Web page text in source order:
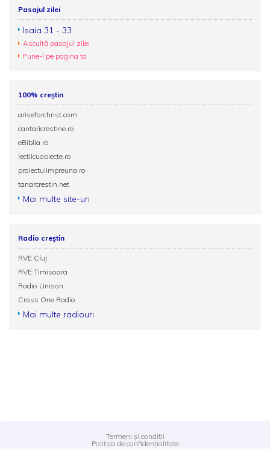
Pasajul zilei
Isaia 31 - 33
Ascultă pasajul zilei
Pune-l pe pagina ta
100% creștin
ariseforchrist.com
cantaricrestine.ro
eBiblia.ro
lectiicuobiecte.ro
proiectulimpreuna.ro
tanarcrestin.net
Mai multe site-uri
Radio creștin
RVE Cluj
RVE Timisoara
Radio Unison
Cross One Radio
Mai multe radiouri
Termeni și condiții
Politica de confidențialitate